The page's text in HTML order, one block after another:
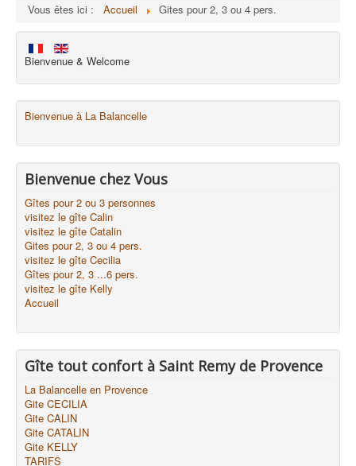
Vous êtes ici : Accueil Gites pour 2, 3 ou 4 pers.
Bienvenue & Welcome
Bienvenue à La Balancelle
Bienvenue chez Vous
Gîtes pour 2 ou 3 personnes
visitez le gîte Calin
visitez le gîte Catalin
Gites pour 2, 3 ou 4 pers.
visitez le gîte Cecilia
Gîtes pour 2, 3 ...6 pers.
visitez le gîte Kelly
Accueil
Gîte tout confort à Saint Remy de Provence
La Balancelle en Provence
Gite CECILIA
Gite CALIN
Gite CATALIN
Gite KELLY
TARIFS